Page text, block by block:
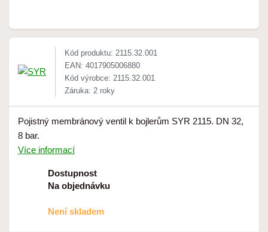
Kód produktu: 2115.32.001
EAN: 4017905006880
Kód výrobce: 2115.32.001
Záruka: 2 roky
Pojistný membránový ventil k bojlerům SYR 2115. DN 32,
8 bar.
Více informací
Dostupnost
Na objednávku
Není skladem